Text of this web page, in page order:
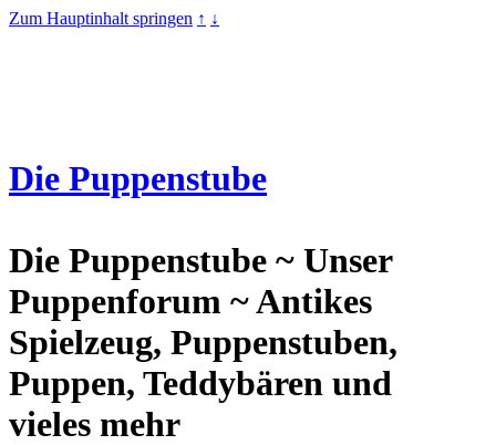
Zum Hauptinhalt springen ↑ ↓
Die Puppenstube
Die Puppenstube ~ Unser
Puppenforum ~ Antikes
Spielzeug, Puppenstuben,
Puppen, Teddybären und
vieles mehr